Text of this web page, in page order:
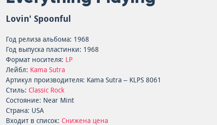
Lovin' Spoonful
Год релиза альбома: 1968
Год выпуска пластинки: 1968
Формат носителя: LP
Лейбл: Kama Sutra
Артикул производителя: Kama Sutra – KLPS 8061
Стиль: Classic Rock
Состояние: Near Mint
Страна: USA
Входит в список: Снижена цена